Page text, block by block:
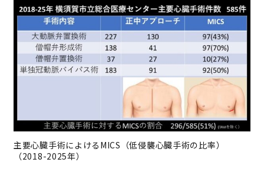
主要心臓手術によけるMICS（低侵襲心臓手術の比率）
（2018-2025年）